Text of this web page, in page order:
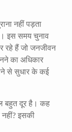
नहीं पड़ता
इस समय चुनाव
रहे हैं जो जनजीवन
का अधिकार
से सुधार के कई
बहुत दूर है। कह
इसकी